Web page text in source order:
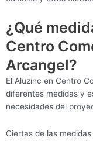
¿Qué
Centro
Arcangel?
El Aluzinc en Centro
diferentes medidas y
necesidades del
Ciertas de las